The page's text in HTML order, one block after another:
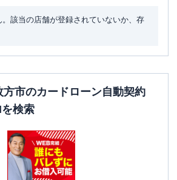
該当の店舗が登録されていないか、存
方市のカードローン自動契約
検索